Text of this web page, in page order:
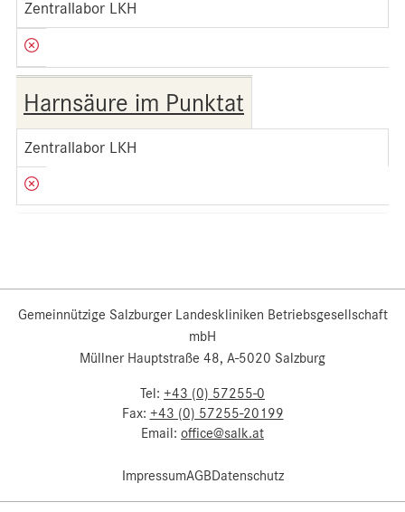
Zentrallabor LKH
Harnsäure im Punktat
Zentrallabor LKH
Gemeinnützige Salzburger Landeskliniken Betriebsgesellschaft
mbH
Müllner Hauptstraße 48, A-5020 Salzburg
Tel: +43 (0) 57255-0
Fax: +43 (0) 57255-20199
Email: office@salk.at
ImpressumAGBDatenschutz